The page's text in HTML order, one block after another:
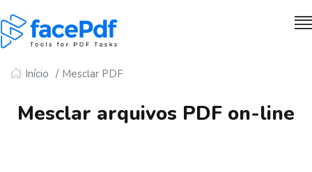
Início Mesclar PDF
Mesclar arquivos PDF on-line